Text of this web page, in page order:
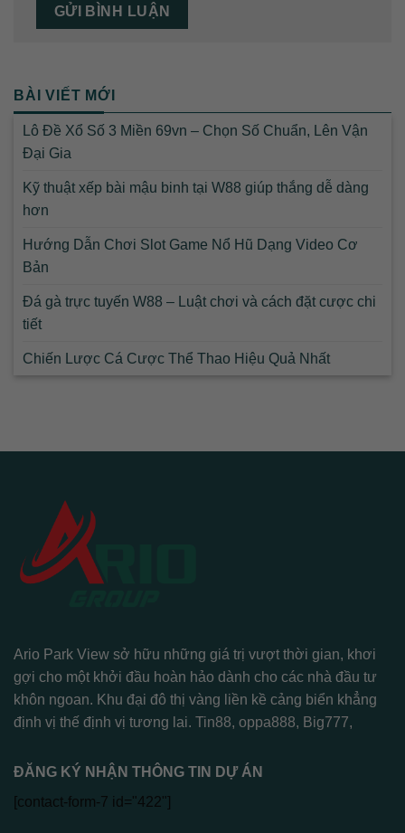
BÀI VIẾT MỚI
Lô Đề Xổ Số 3 Miền 69vn – Chọn Số Chuẩn, Lên Vận
Đại Gia
Kỹ thuật xếp bài mậu binh tại W88 giúp thắng dễ dàng
hơn
Hướng Dẫn Chơi Slot Game Nổ Hũ Dạng Video Cơ
Bản
Đá gà trực tuyến W88 – Luật chơi và cách đặt cược chi
tiết
Chiến Lược Cá Cược Thể Thao Hiệu Quả Nhất
Ario Park View sở hữu những giá trị vượt thời gian, khơi
gợi cho một khởi đầu hoàn hảo dành cho các nhà đầu tư
khôn ngoan. Khu đại đô thị vàng liền kề cảng biển khẳng
định vị thế định vị tương lai. Tin88, oppa888, Big777,
ĐĂNG KÝ NHẬN THÔNG TIN DỰ ÁN
[contact-form-7 id="422"]